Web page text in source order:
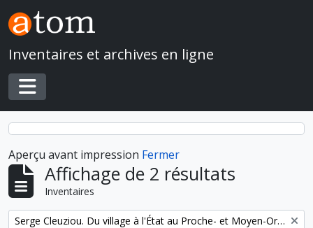
Skip to main content
Inventaires et archives en ligne
Toggle navigation
Aperçu avant impression Fermer
Affichage de 2 résultats
Inventaires
Remove filter:
Serge Cleuziou. Du village à l'État au Proche- et Moyen-Orient